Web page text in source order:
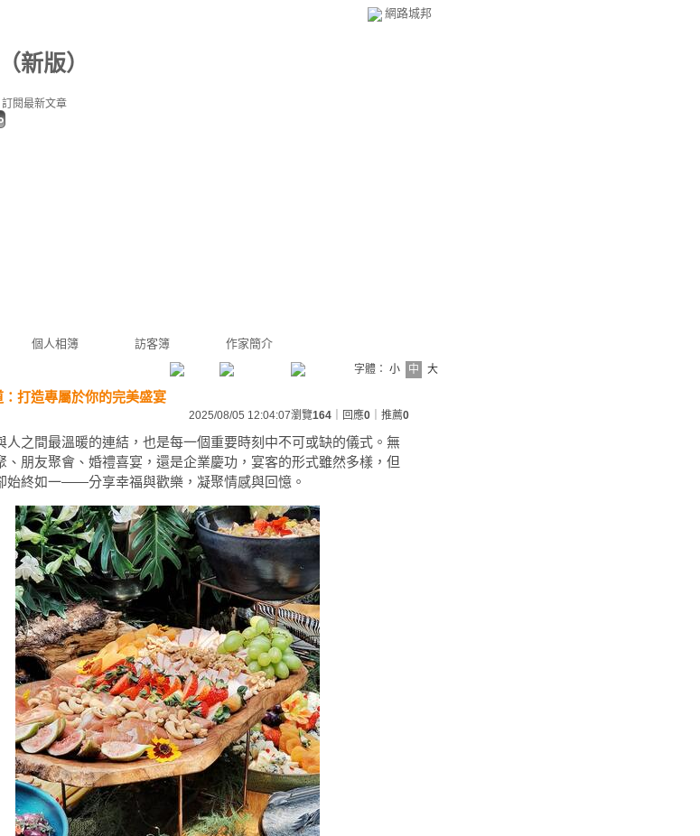
網路城邦
新版）
個人相簿 訪客簿 作家簡介
訂閱最新文章
字體： 小 中 大
：打造專屬於你的完美盛宴
2025/08/05 12:04:07瀏覽164 ｜回應0 ｜推薦0
人之間最溫暖的連結，也是每一個重要時刻中不可或缺的儀式。無
、朋友聚會、婚禮喜宴，還是企業慶功，宴客的形式雖然多樣，但
始終如一——分享幸福與歡樂，凝聚情感與回憶。